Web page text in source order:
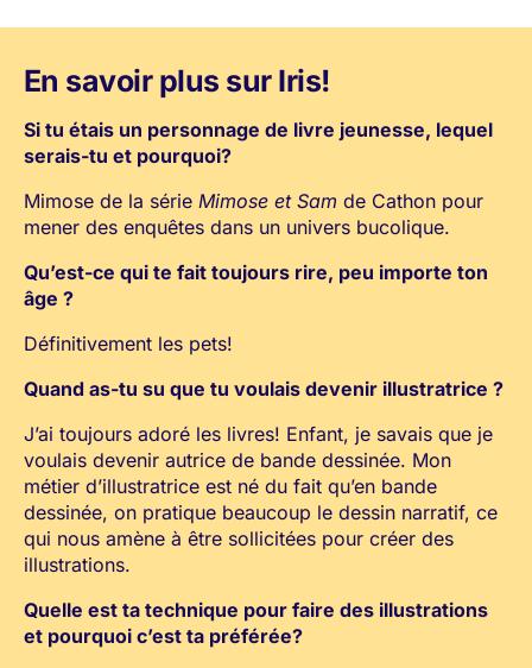
En savoir plus sur Iris!
Si tu étais un personnage de livre jeunesse, lequel
serais-tu et pourquoi?
Mimose de la série Mimose et Sam de Cathon pour
mener des enquêtes dans un univers bucolique.
Qu’est-ce qui te fait toujours rire, peu importe ton
âge ?
Définitivement les pets!
Quand as-tu su que tu voulais devenir illustratrice ?
J’ai toujours adoré les livres! Enfant, je savais que je
voulais devenir autrice de bande dessinée. Mon
métier d’illustratrice est né du fait qu’en bande
dessinée, on pratique beaucoup le dessin narratif, ce
qui nous amène à être sollicitées pour créer des
illustrations.
Quelle est ta technique pour faire des illustrations
et pourquoi c’est ta préférée?